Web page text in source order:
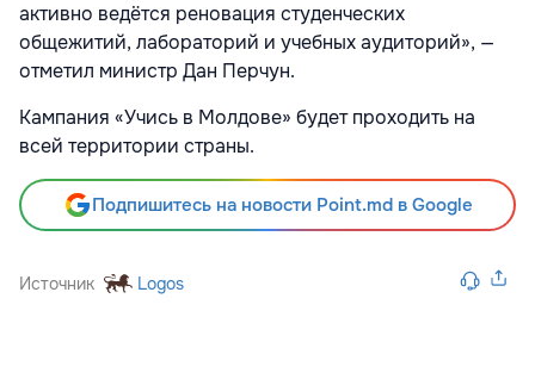
активно ведётся реновация студенческих
общежитий, лабораторий и учебных аудиторий», —
отметил министр Дан Перчун.
Кампания «Учись в Молдове» будет проходить на
всей территории страны.
Подпишитесь на новости Point.md в Google
Источник Logos